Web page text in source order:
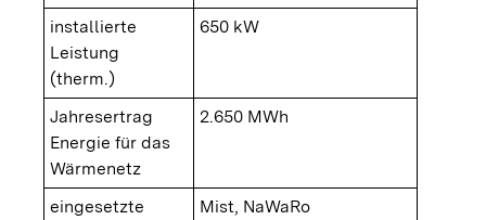
installierte
Leistung
(therm.)
650 kW
Jahresertrag
Energie für das
Wärmenetz
2.650 MWh
eingesetzte
Mist, NaWaRo